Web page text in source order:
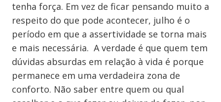
tenha força. Em vez de ficar pensando muito a
respeito do que pode acontecer, julho é o
período em que a assertividade se torna mais
e mais necessária. A verdade é que quem tem
dúvidas absurdas em relação à vida é porque
permanece em uma verdadeira zona de
conforto. Não saber entre quem ou qual